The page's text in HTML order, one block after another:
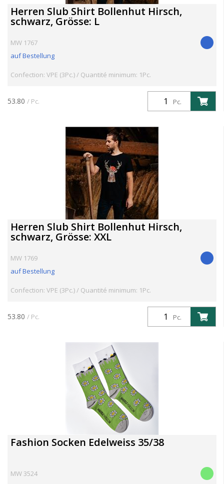
Herren Slub Shirt Bollenhut Hirsch,
schwarz, Grösse: L
MW 1767
auf Bestellung
Confection: VPE (3Pc.) / Quantité minimum: 1Pc.
Pc.
53.80 / Pc.
Herren Slub Shirt Bollenhut Hirsch,
schwarz, Grösse: XXL
MW 1769
auf Bestellung
Confection: VPE (3Pc.) / Quantité minimum: 1Pc.
Pc.
53.80 / Pc.
Fashion Socken Edelweiss 35/38
MW 3524